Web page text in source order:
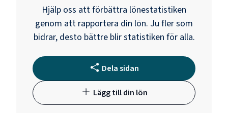
Hjälp oss att förbättra lönestatistiken
genom att rapportera din lön. Ju fler som
bidrar, desto bättre blir statistiken för alla.
Dela sidan
Lägg till din lön